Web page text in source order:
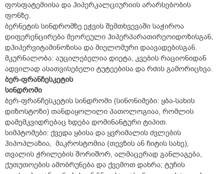
ფოსფატემიისა და ჰიპერკალციურიის არარსებობის
ფონზე.
ბერნეტის სინდრომზე ეჭვის შემთხვევაში საჭიროა
დიფერენცირება მეორეული ჰიპერპარათირეოიდოზისგან,
დჰიპერვიტამინოზისა და მიელომური დაავადებისგან.
მკურნალობა: აუცილებელია დიეტა, კვების რაციონიდან
ადვილად ასათვისებელი ტუტეებისა და რძის გამორიცხვა.
ბერ-ფრანჩესკეტის
სინდრომი
ბერ-ფრანჩესკეტის სინდრომი (სინონიმები: ყბა-სახის
დიზოსტოზი) თანდაყოლილი პათოლოგიაა, რომლის
დამემკვიდრებაც ხდება დომინანტური ტიპით.
სიმპტომები: ქვედა ყბისა და ყვრიმალის ძვლების
ჰიპოპლაზია, მაკროსტომია (თევზის ან ჩიტის სახე),
თვალის ჭრილების შორიშორ, ალმაცერად განლაგება,
ქუთუთოების ამობრუნება და ქვემოთ დახრა; ტუჩის